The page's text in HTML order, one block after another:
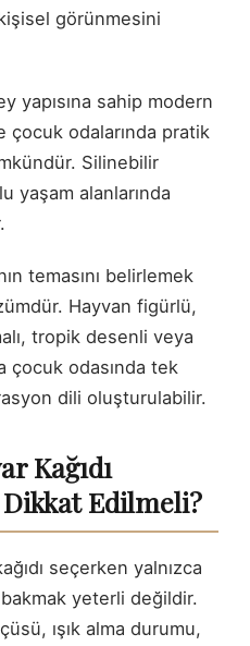
görünmesini
yapısına sahip modern
çocuk odalarında pratik
Silinebilir
yaşam alanlarında
temasını belirlemek
Hayvan figürlü,
tropik desenli veya
çocuk odasında tek
dili oluşturulabilir.
Kağıdı
Edilmeli?
seçerken yalnızca
yeterli değildir.
ışık alma durumu,